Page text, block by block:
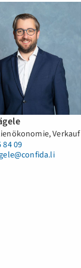
Verkauf
84 09